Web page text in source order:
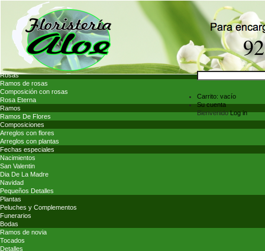
Carrito: vacío
Su cuenta
BienvenidoLog in
Rosas
Ramos de rosas
Composición con rosas
Rosa Eterna
Ramos
Ramos De Flores
Composiciones
Arreglos con flores
Arreglos con plantas
Fechas especiales
Nacimientos
San Valentin
Dia De La Madre
Navidad
Pequeños Detalles
Plantas
Peluches y Complementos
Funerarios
Bodas
Ramos de novia
Tocados
Detalles